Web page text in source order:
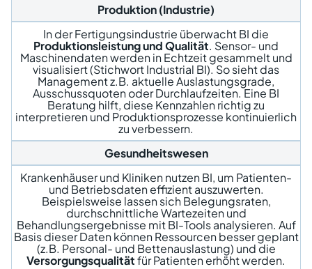
Produktion (Industrie)
In der Fertigungsindustrie überwacht BI die
Produktionsleistung und Qualität. Sensor- und
Maschinendaten werden in Echtzeit gesammelt und
visualisiert (StichwortIndustrial BI). So sieht das
Management z.B. aktuelle Auslastungsgrade,
Ausschussquoten oder Durchlaufzeiten. Eine BI
Beratung hilft, diese Kennzahlen richtig zu
interpretieren und Produktionsprozesse kontinuierlich
zu verbessern.
Gesundheitswesen
Krankenhäuser und Kliniken nutzen BI, um Patienten-
und Betriebsdaten effizient auszuwerten.
Beispielsweise lassen sich Belegungsraten,
durchschnittliche Wartezeiten und
Behandlungsergebnisse mit BI-Tools analysieren. Auf
Basis dieser Daten können Ressourcen besser geplant
(z.B. Personal- und Bettenauslastung) und die
Versorgungsqualitätfür Patienten erhöht werden.